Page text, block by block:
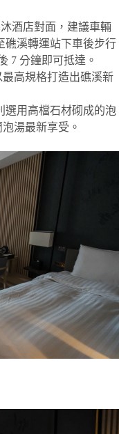
酒店對面，建議車輛
礁溪轉運站下車後步行
7 分鐘即可抵達。
高規格打造出礁溪新
選用高檔石材砌成的泡
湯最新享受。